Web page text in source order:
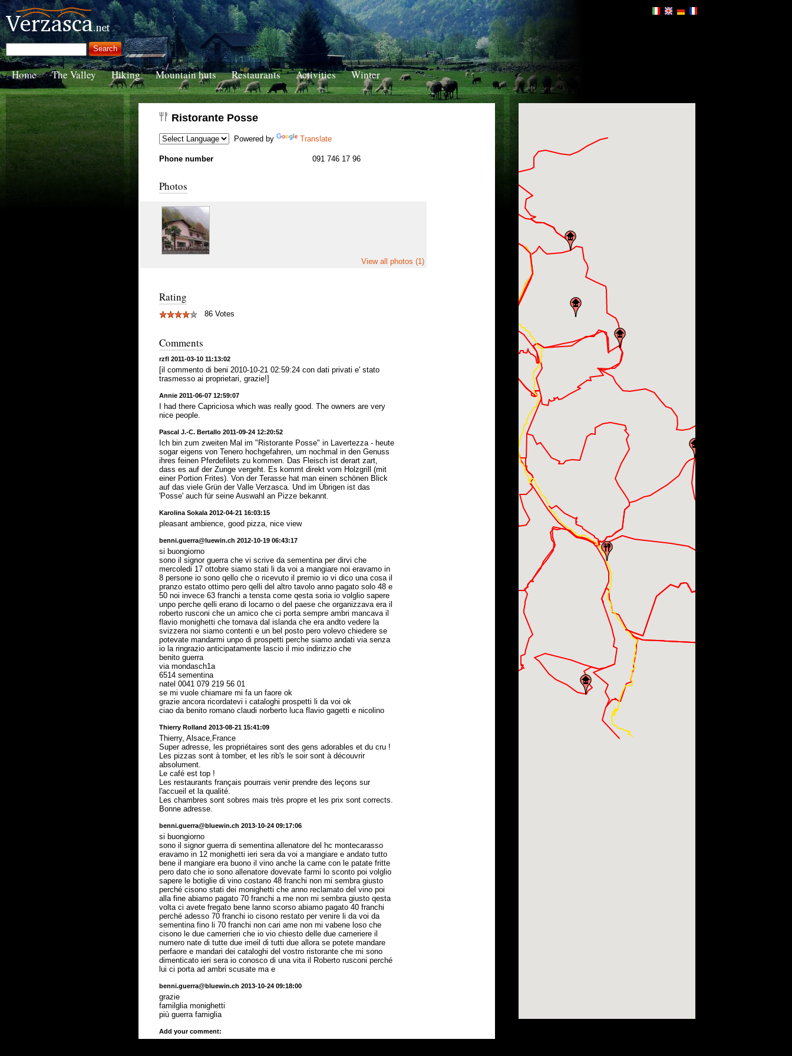
Home The Valley Hiking Mountain huts Restaurants Activities Winter
Ristorante Posse
Powered by Translate
Phone number 091 746 17 96
Photos
View all photos (1)
Rating
86 Votes
Comments
rzfl 2011-03-10 11:13:02
[il commento di beni 2010-10-21 02:59:24 con dati privati e' stato
trasmesso ai proprietari, grazie!]
Annie 2011-06-07 12:59:07
I had there Capriciosa which was really good. The owners are very
nice people.
Pascal J.-C. Bertallo 2011-09-24 12:20:52
Ich bin zum zweiten Mal im "Ristorante Posse" in Lavertezza - heute
sogar eigens von Tenero hochgefahren, um nochmal in den Genuss
ihres feinen Pferdefilets zu kommen. Das Fleisch ist derart zart,
dass es auf der Zunge vergeht. Es kommt direkt vom Holzgrill (mit
einer Portion Frites). Von der Terasse hat man einen schönen Blick
auf das viele Grün der Valle Verzasca. Und im Übrigen ist das
'Posse' auch für seine Auswahl an Pizze bekannt.
Karolina Sokala 2012-04-21 16:03:15
pleasant ambience, good pizza, nice view
benni.guerra@luewin.ch 2012-10-19 06:43:17
si buongiorno
sono il signor guerra che vi scrive da sementina per dirvi che
mercoledi 17 ottobre siamo stati li da voi a mangiare noi eravamo in
8 persone io sono qello che o ricevuto il premio io vi dico una cosa il
pranzo estato ottimo pero qelli del altro tavolo anno pagato solo 48 e
50 noi invece 63 franchi a tensta come qesta soria io volglio sapere
unpo perche qelli erano di locarno o del paese che organizzava era il
roberto rusconi che un amico che ci porta sempre ambri mancava il
flavio monighetti che tornava dal islanda che era andto vedere la
svizzera noi siamo contenti e un bel posto pero volevo chiedere se
potevate mandarmi unpo di prospetti perche siamo andati via senza
io la ringrazio anticipatamente lascio il mio indirizzio che
benito guerra
via mondasch1a
6514 sementina
natel 0041 079 219 56 01
se mi vuole chiamare mi fa un faore ok
grazie ancora ricordatevi i cataloghi prospetti li da voi ok
ciao da benito romano claudi norberto luca flavio gagetti e nicolino
Thierry Rolland 2013-08-21 15:41:09
Thierry, Alsace,France
Super adresse, les propriétaires sont des gens adorables et du cru !
Les pizzas sont à tomber, et les rib's le soir sont à découvrir
absolument.
Le café est top !
Les restaurants français pourrais venir prendre des leçons sur
l'accueil et la qualité.
Les chambres sont sobres mais très propre et les prix sont corrects.
Bonne adresse.
benni.guerra@bluewin.ch 2013-10-24 09:17:06
si buongiorno
sono il signor guerra di sementina allenatore del hc montecarasso
eravamo in 12 monighetti ieri sera da voi a mangiare e andato tutto
bene il mangiare era buono il vino anche la carne con le patate fritte
pero dato che io sono allenatore dovevate farmi lo sconto poi volglio
sapere le botiglie di vino costano 48 franchi non mi sembra giusto
perché cisono stati dei monighetti che anno reclamato del vino poi
alla fine abiamo pagato 70 franchi a me non mi sembra giusto qesta
volta ci avete fregato bene lanno scorso abiamo pagato 40 franchi
perché adesso 70 franchi io cisono restato per venire li da voi da
sementina fino li 70 franchi non cari ame non mi vabene loso che
cisono le due camerrieri che io vio chiesto delle due cameriere il
numero nate di tutte due imeil di tutti due allora se potete mandare
perfaore e mandari dei cataloghi del vostro ristorante che mi sono
dimenticato ieri sera io conosco di una vita il Roberto rusconi perché
lui ci porta ad ambri scusate ma e
benni.guerra@bluewin.ch 2013-10-24 09:18:00
grazie
familglia monighetti
più guerra famiglia
Add your comment: